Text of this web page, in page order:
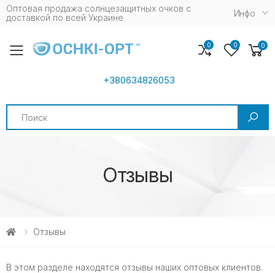
Оптовая продажа солнцезащитных очков c
доставкой по всей Украине
Инфо
Toggle mobile menu
+380634826053
Search
0 0 0
Отзывы
Отзывы
В этом разделе находятся отзывы наших оптовых клиентов.